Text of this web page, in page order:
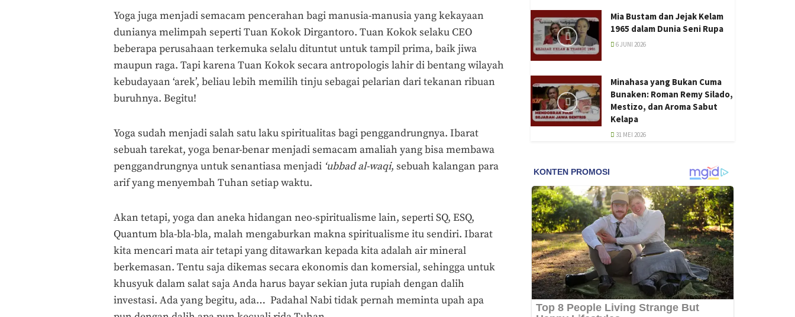
Yoga juga menjadi semacam pencerahan bagi manusia-manusia yang kekayaan
dunianya melimpah seperti Tuan Kokok Dirgantoro. Tuan Kokok selaku CEO
beberapa perusahaan terkemuka selalu dituntut untuk tampil prima, baik jiwa
maupun raga. Tapi karena Tuan Kokok secara antropologis lahir di bentang wilayah
kebudayaan ‘arek’, beliau lebih memilih tinju sebagai pelarian dari tekanan ribuan
buruhnya. Begitu!
Yoga sudah menjadi salah satu laku spiritualitas bagi penggandrungnya. Ibarat
sebuah tarekat, yoga benar-benar menjadi semacam amaliah yang bisa membawa
penggandrungnya untuk senantiasa menjadi ‘ubbad al-waqi, sebuah kalangan para
arif yang menyembah Tuhan setiap waktu.
Akan tetapi, yoga dan aneka hidangan neo-spiritualisme lain, seperti SQ, ESQ,
Quantum bla-bla-bla, malah mengaburkan makna spiritualisme itu sendiri. Ibarat
kita mencari mata air tetapi yang ditawarkan kepada kita adalah air mineral
berkemasan. Tentu saja dikemas secara ekonomis dan komersial, sehingga untuk
khusyuk dalam salat saja Anda harus bayar sekian juta rupiah dengan dalih
investasi. Ada yang begitu, ada… Padahal Nabi tidak pernah meminta upah apa
Mia Bustam dan Jejak Kelam
1965 dalam Dunia Seni Rupa
6 JUNI 2026
Minahasa yang Bukan Cuma
Bunaken: Roman Remy Silado,
Mestizo, dan Aroma Sabut
Kelapa
31 MEI 2026